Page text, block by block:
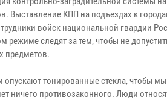
Выставление КПП на подъездах к
войск национальной гвардии
режиме следят за тем, чтобы не
предметов.
тонированные стекла, чтобы
ничего противозаконного. Люди